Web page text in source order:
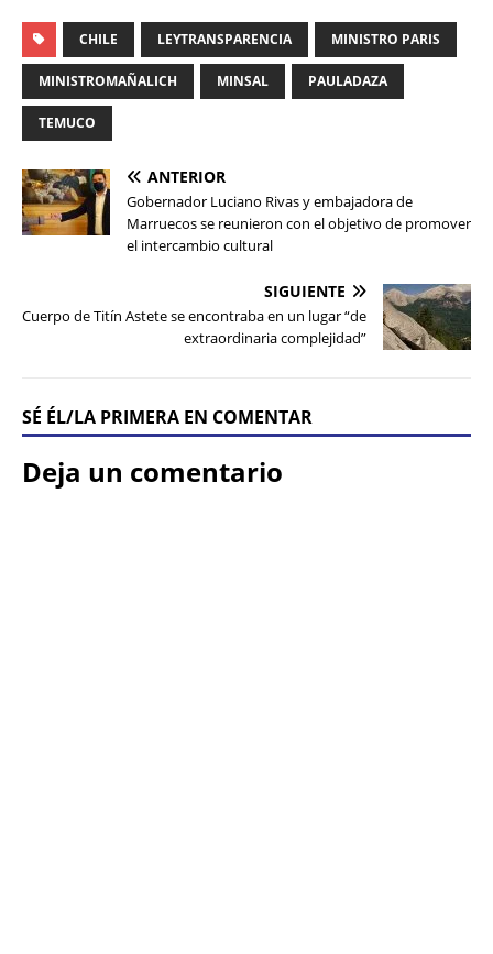
CHILE LEYTRANSPARENCIA MINISTRO PARIS
MINISTROMAÑALICH MINSAL PAULADAZA
TEMUCO
ANTERIOR
Gobernador Luciano Rivas y embajadora de
Marruecos se reunieron con el objetivo de promover
el intercambio cultural
SIGUIENTE
Cuerpo de Titín Astete se encontraba en un lugar “de
extraordinaria complejidad”
SÉ ÉL/LA PRIMERA EN COMENTAR
Deja un comentario